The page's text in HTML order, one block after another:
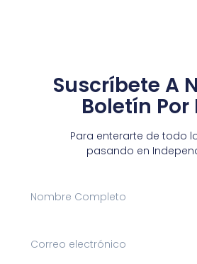
Suscríbete A
Boletín Por
Para enterarte de todo
pasando en